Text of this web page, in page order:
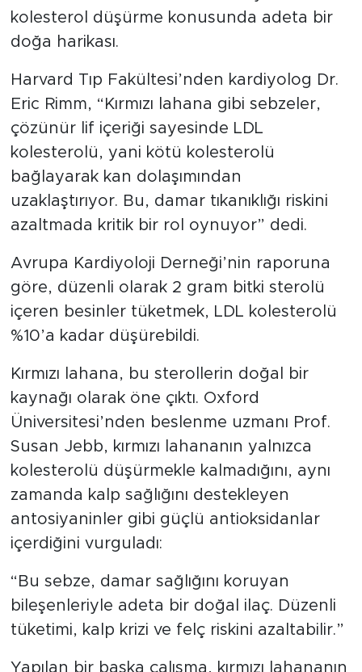
kolesterol düşürme konusunda adeta bir
doğa harikası.
Harvard Tıp Fakültesi’nden kardiyolog Dr.
Eric Rimm, “Kırmızı lahana gibi sebzeler,
çözünür lif içeriği sayesinde LDL
kolesterolü, yani kötü kolesterolü
bağlayarak kan dolaşımından
uzaklaştırıyor. Bu, damar tıkanıklığı riskini
azaltmada kritik bir rol oynuyor” dedi.
Avrupa Kardiyoloji Derneği’nin raporuna
göre, düzenli olarak 2 gram bitki sterolü
içeren besinler tüketmek, LDL kolesterolü
%10’a kadar düşürebildi.
Kırmızı lahana, bu sterollerin doğal bir
kaynağı olarak öne çıktı. Oxford
Üniversitesi’nden beslenme uzmanı Prof.
Susan Jebb, kırmızı lahananın yalnızca
kolesterolü düşürmekle kalmadığını, aynı
zamanda kalp sağlığını destekleyen
antosiyaninler gibi güçlü antioksidanlar
içerdiğini vurguladı:
“Bu sebze, damar sağlığını koruyan
bileşenleriyle adeta bir doğal ilaç. Düzenli
tüketimi, kalp krizi ve felç riskini azaltabilir.”
Yapılan bir başka çalışma, kırmızı lahananın